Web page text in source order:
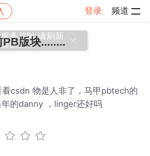
登录 频道
帖子详情
版块........
看csdn 物是人非了，马甲pbtech的
的danny ，linger还好吗